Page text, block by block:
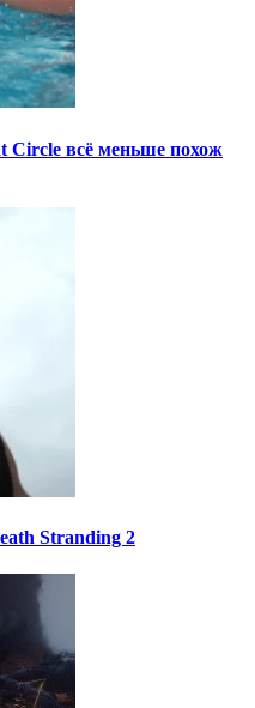
Circle всё меньше похож
Stranding 2